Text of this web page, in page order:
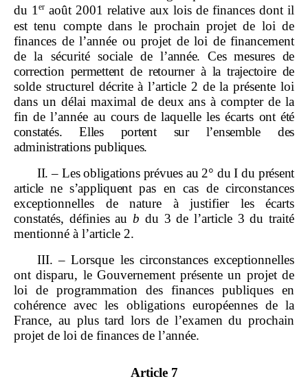
du 1er août 2001 relative aux lois de finances dont il
est tenu compte dans le prochain projet de loi de
finances de l’année ou projet de loi de financement
de la sécurité sociale del’année. Ces mesures de
correction permettent de retourner à la trajectoire de
solde structurel décrite à l’article 2 de la présente loi
dans un délai maximal de deux ans à compter de la
fin de l’année au cours de laquelle les écarts ont été
constatés. Elles portent sur l’ensemble des
administrations publiques.
II. – Les obligations prévues au 2° du I du présent
article ne s’appliquentpas en cas de circonstances
exceptionnelles de nature à justifier les écarts
constatés, définies aub du 3 de l’article 3 du traité
mentionné à l’article 2.
III. – Lorsque les circonstances exceptionnelles
ont disparu, le Gouvernement présente un projet de
loi de programmation des finances publiques en
cohérence avec les obligations européennes de la
France, au plus tard lors de l’examen du prochain
projet de loi de finances de l’année.
Article 7